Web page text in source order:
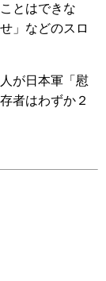
とはできな
」などのスロ
が日本軍「慰
者はわずか２